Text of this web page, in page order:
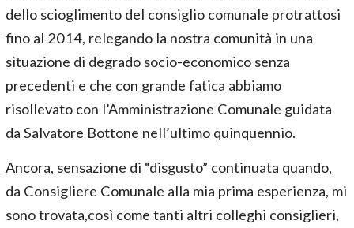
dello scioglimento del consiglio comunale protrattosi
fino al 2014, relegando la nostra comunità in una
situazione di degrado socio-economico senza
precedenti e che con grande fatica abbiamo
risollevato con l’Amministrazione Comunale guidata
da Salvatore Bottone nell’ultimo quinquennio.
Ancora, sensazione di “disgusto” continuata quando,
da Consigliere Comunale alla mia prima esperienza, mi
sono trovata,così come tanti altri colleghi consiglieri,